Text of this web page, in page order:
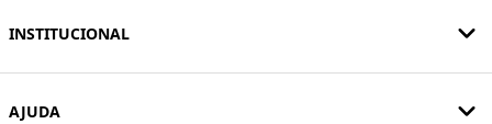
INSTITUCIONAL
AJUDA